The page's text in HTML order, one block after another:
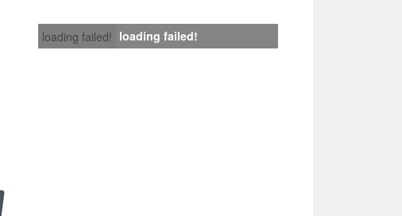
loading failed! loading failed!